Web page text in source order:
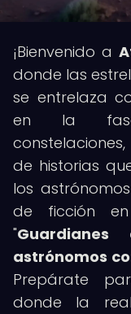
¡Bienvenido a
donde las
se entrelaza
en la
de historias
los
de ficción
"
astrónomos
Prepárate
donde la